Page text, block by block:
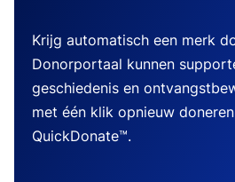
Krijg automatisch een merk
Donorportaal kunnen
geschiedenis en
met één klik opnieuw
QuickDonate™.